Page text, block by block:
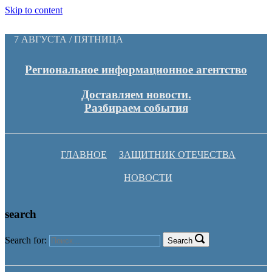
Skip to content
7 АВГУСТА / ПЯТНИЦА
Региональное информационное агентство
Доставляем новости.
Разбираем события
ГЛАВНОЕ ЗАЩИТНИК ОТЕЧЕСТВА
НОВОСТИ
search
Search for: Search